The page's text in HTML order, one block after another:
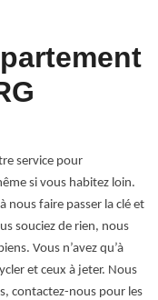
service pour
si vous habitez loin.
nous faire passer la clé et
souciez de rien, nous
Vous n’avez qu’à
et ceux à jeter. Nous
contactez-nous pour les